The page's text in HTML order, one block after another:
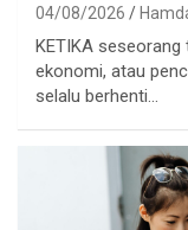
04/08/2026
KETIKA
ekonomi, atau
selalu berhenti…